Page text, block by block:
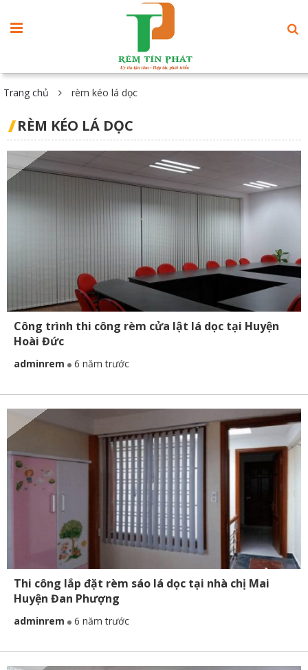
Trang chủ rèm kéo lá dọc
RÈM KÉO LÁ DỌC
Công trình thi công rèm cửa lật lá dọc tại Huyện
Hoài Đức
adminrem 6 năm trước
Thi công lắp đặt rèm sáo lá dọc tại nhà chị Mai
Huyện Đan Phượng
adminrem 6 năm trước